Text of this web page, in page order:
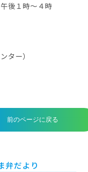
時～４時
ター）
弁だより